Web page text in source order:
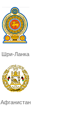
Шри-Ланка
Афганистан